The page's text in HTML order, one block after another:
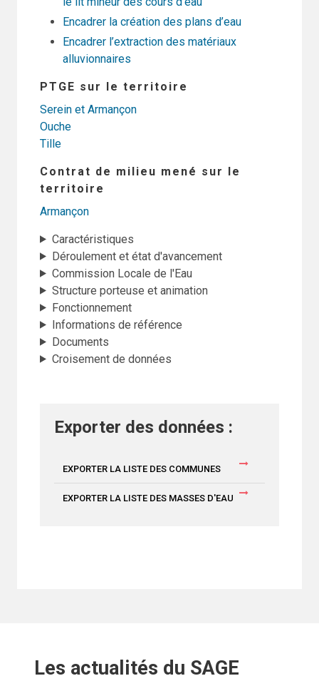
Encadrer la création des plans d’eau
Encadrer l’extraction des matériaux
alluvionnaires
PTGE sur le territoire
Serein et Armançon
Ouche
Tille
Contrat de milieu mené sur le
territoire
Armançon
Caractéristiques
Déroulement et état d'avancement
Commission Locale de l'Eau
Structure porteuse et animation
Fonctionnement
Informations de référence
Documents
Croisement de données
Exporter des données :
EXPORTER LA LISTE DES COMMUNES
EXPORTER LA LISTE DES MASSES D'EAU
Les actualités du SAGE